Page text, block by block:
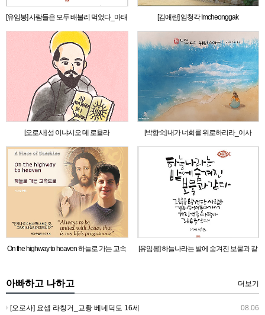
[유임봉] 사람들은 모두 배불리 먹었다_마태
[김애란] 임청각 Imcheonggak
[오로사] 성 이냐시오 데 로욜라
[박향숙] 내가 너희를 위로하리라_이사
66,13
On the highway to heaven 하늘로 가는 고속
[유임봉] 하늘나라는 밭에 숨겨진 보물과 같
더보기
아빠하고 나하고
08.06
[오로사] 요셉 라칭거_교황 베네딕토 16세